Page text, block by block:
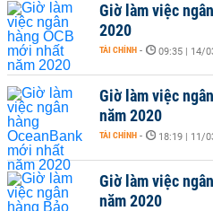
Giờ làm việc
2020
TÀI CHÍNH - 09:35 | 14/
Giờ làm việc
năm 2020
TÀI CHÍNH - 18:19 | 11/
Giờ làm việc
năm 2020